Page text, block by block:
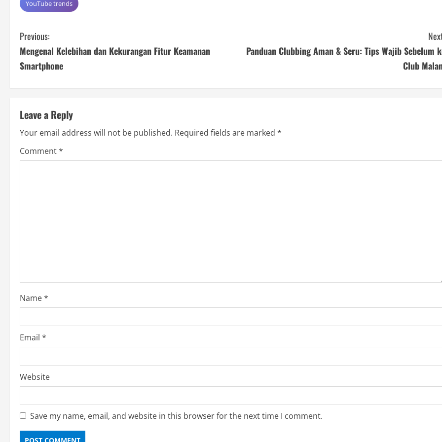
YouTube trends
C
o
i
n
u
i
n
g
Previous:
Mengenal Kelebihan dan Kekurangan Fitur Keamanan
Smartphone
Panduan Clubbing Aman & Seru: Tips Wajib Sebelum
Club
Leave a Reply
Your email address will not be published. Required fields are marked *
Comment*
Name*
Email *
Website
Save my name, email, and website in this browser for the next time I comment.